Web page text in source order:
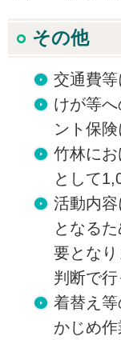
その他
交通費等
けが等
ント保険
竹林に
として
活動内
となる
要とな
判断で行
着替え
かじめ